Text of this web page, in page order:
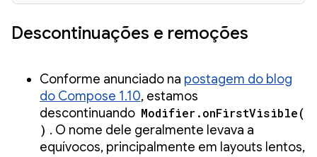
Descontinuações e remoções
Conforme anunciado na postagem do blog
do Compose 1.10, estamos
descontinuando Modifier.onFirstVisible(
) . O nome dele geralmente levava a
equívocos, principalmente em layouts lentos,